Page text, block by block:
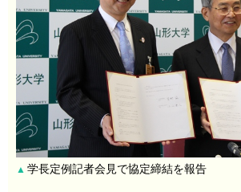
▲ 学長定例記者会見で協定締結を報告